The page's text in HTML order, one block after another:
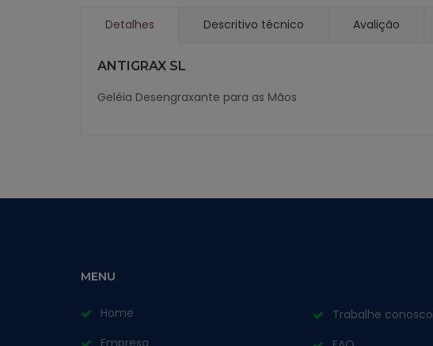
Detalhes Descritivo técnico Avalição
ANTIGRAX SL
Geléia Desengraxante para as Mãos
MENU
Home
Empresa
Trabalhe conosco